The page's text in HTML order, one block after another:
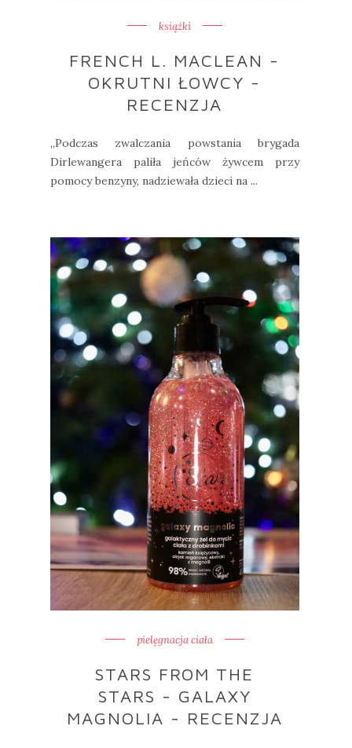
książki
FRENCH L. MACLEAN -
OKRUTNI ŁOWCY -
RECENZJA
„Podczas zwalczania powstania brygada
Dirlewangera paliła jeńców żywcem przy
pomocy benzyny, nadziewała dzieci na ...
pielęgnacja ciała
STARS FROM THE
STARS - GALAXY
MAGNOLIA - RECENZJA